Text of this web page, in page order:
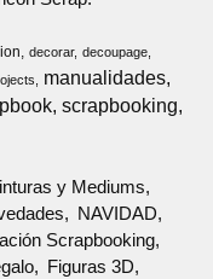
decorar
decoupage
manualidades
scrapbooking
y Mediums
NAVIDAD
Scrapbooking
Figuras 3D